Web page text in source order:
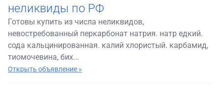
неликвиды по РФ
Готовы купить из числа неликвидов,
невостребованный перкарбонат натрия. натр едкий.
сода кальцинированная. калий хлористый. карбамид,
тиомочевина, бих...
Открыть объявление »